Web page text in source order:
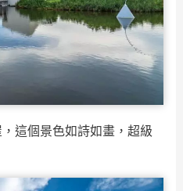
這個景色如詩如畫，超級